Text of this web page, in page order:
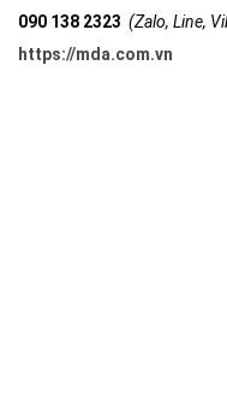
090 138 2323 (Zalo, Line,
https://mda.com.vn